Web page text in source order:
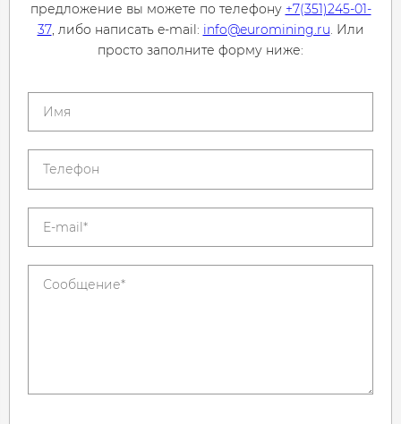
предложение вы можете по телефону +7(351)245-01-
37, либо написать e-mail: info@euromining.ru. Или
просто заполните форму ниже: